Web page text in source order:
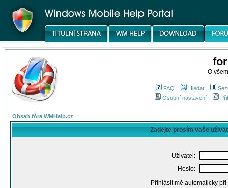
O
FAQ Hledat
Osobní nastavení
Obsah fóra WMHelp.cz
Zadejte prosím vaše
Uživatel:
Heslo:
Přihlásit mě automaticky